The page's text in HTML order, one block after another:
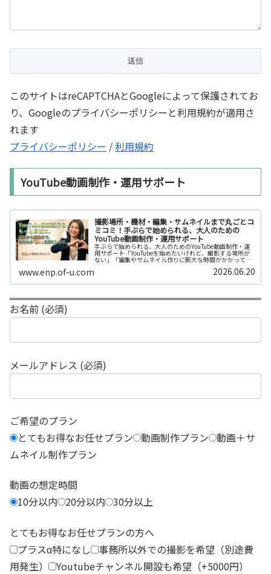
このサイトはreCAPTCHAとGoogleによって保護されてお
り、Googleのプライバシーポリシーと利用規約が適用さ
れます
プライバシーポリシー /利用規約
YouTube動画制作・運用サポート
撮影場所・機材・編集・サムネイルまで丸ごとコ
ミコミ！手ぶらで始められる、大人のための
YouTube動画制作・運用サポート
手ぶらで始められる、大人のためのYouTube動画制作・運
用サポート「YouTubeを始めたいけれど、撮影する場所が
ない」「編集やサムネイル作りに膨大な時間がかかって長
続きしない」「機材を揃えるだけで何万円もかかってしま
www.enp.of-u.com 2026.06.20
お名前 (必須)
メールアドレス (必須)
ご希望のプラン
とてもお得なお任せプラン 動画制作プラン 動画＋サ
ムネイル制作プラン
動画の想定時間
10分以内
20分以内 30分以上
とてもお得なお任せプランの方へ
プラスα特になし
事務所以外での撮影を希望（別途費
用発生）
Youtubeチャンネル開設も希望（+5000円）